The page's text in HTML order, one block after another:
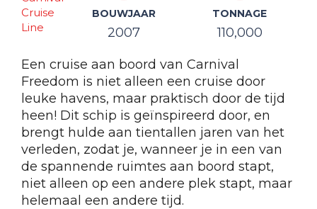
BOUWJAAR
2007
TONNAGE
110,000
Een cruise aan boord van Carnival
Freedom is niet alleen een cruise door
leuke havens, maar praktisch door de tijd
heen! Dit schip is geïnspireerd door, en
brengt hulde aan tientallen jaren van het
verleden, zodat je, wanneer je in een van
de spannende ruimtes aan boord stapt,
niet alleen op een andere plek stapt, maar
helemaal een andere tijd.